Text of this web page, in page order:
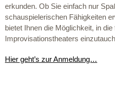
erkunden. Ob Sie einfach nur
schauspielerischen Fähigkeiten
bietet Ihnen die Möglichkeit, in
Improvisationstheaters
Hier geht’s zur Anmeldung…